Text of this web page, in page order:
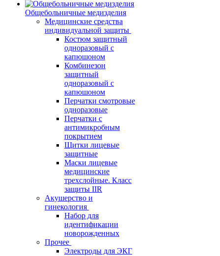
Общебольничные медизделия
Медицинские средства
индивидуальной защиты
Костюм защитный
одноразовый с
капюшоном
Комбинезон
защитный
одноразовый с
капюшоном
Перчатки смотровые
одноразовые
Перчатки с
антимикробным
покрытием
Щитки лицевые
защитные
Маски лицевые
медицинские
трехслойные. Класс
защиты IIR
Акушерство и
гинекология
Набор для
идентификации
новорожденных
Прочее
Электроды для ЭКГ